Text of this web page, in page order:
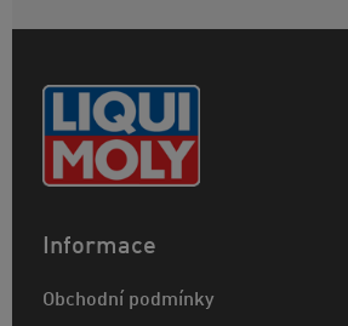
Informace
Obchodní podmínky